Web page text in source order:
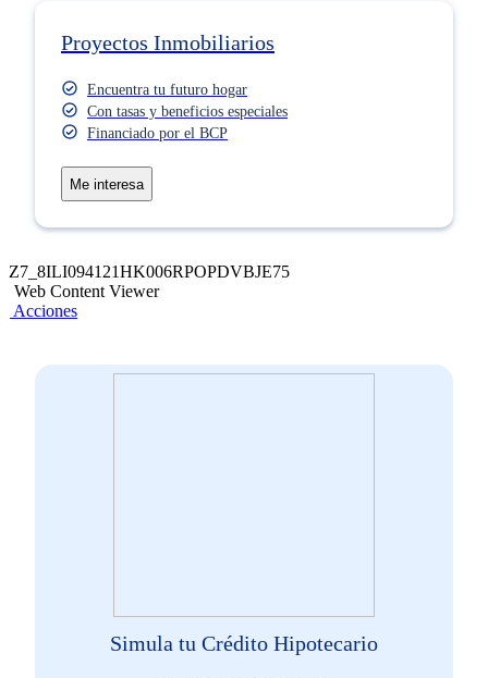
Proyectos Inmobiliarios
Encuentra tu futuro hogar
Con tasas y beneficios especiales
Financiado por el BCP
Me interesa
Z7_8ILI094121HK006RPOPDVBJE75
Web Content Viewer
Acciones
Simula tu Crédito Hipotecario